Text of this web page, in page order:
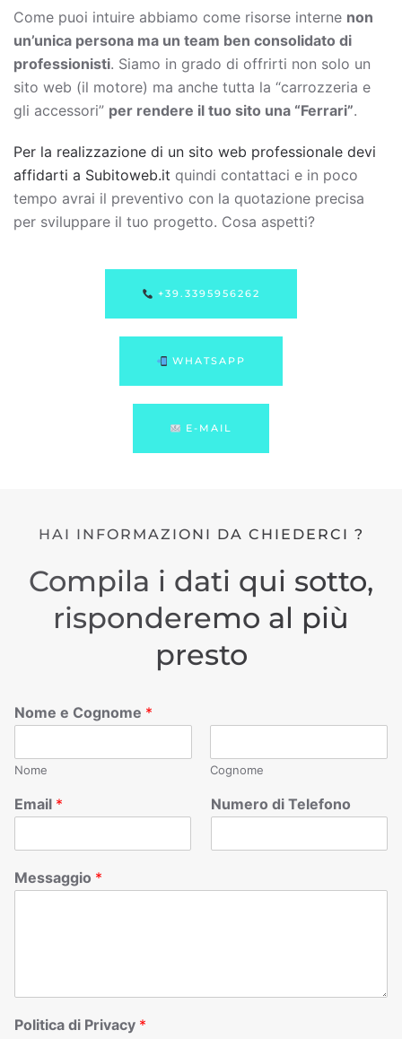
Come puoi intuire abbiamo come risorse interne non
un’unica persona ma un team ben consolidato di
professionisti. Siamo in grado di offrirti non solo un
sito web (il motore) ma anche tutta la “carrozzeria e
gli accessori” per rendere il tuo sito una “Ferrari”.
Per la realizzazione di un sito web professionale devi
affidarti a Subitoweb.it quindi contattaci e in poco
tempo avrai il preventivo con la quotazione precisa
per sviluppare il tuo progetto. Cosa aspetti?
+39.3395956262
WHATSAPP
E-MAIL
HAI INFORMAZIONI DA CHIEDERCI ?
Compila i dati qui sotto,
risponderemo al più
presto
Nome e Cognome *
Nome Cognome
Email * Numero di Telefono
Messaggio *
Politica di Privacy *